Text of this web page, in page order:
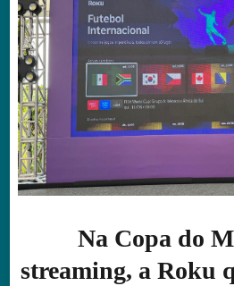
Na Copa do
streaming, a Roku